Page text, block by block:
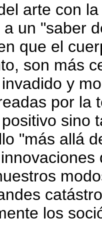
arte con
un "saber
que el
son más
y
por la
sino
"más allá
los